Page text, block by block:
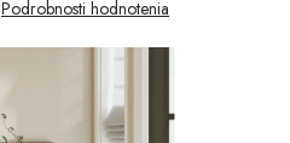
Podrobnosti hodnotenia